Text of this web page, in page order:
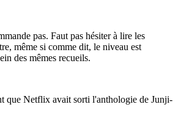
pas. Faut pas hésiter à lire les
même si comme dit, le niveau est
des mêmes recueils.
que Netflix avait sorti l'anthologie de Junji-